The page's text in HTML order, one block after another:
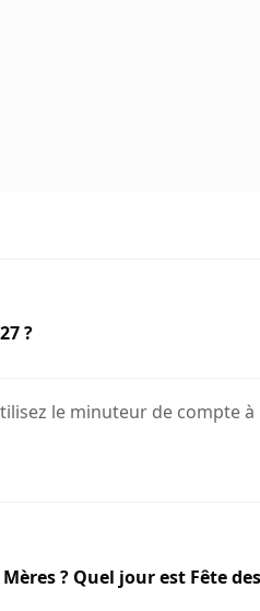
?
le minuteur de
? Quel jour est Fête